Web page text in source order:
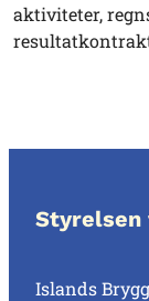
aktiviteter,
Styrelsen
Islands